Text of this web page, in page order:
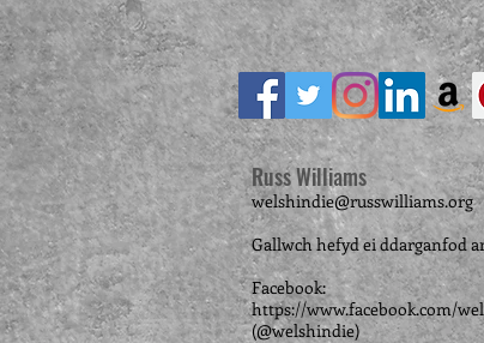
Russ Williams
welshindie@russwilliams.org
Gallwch hefyd ei ddarganfod
Facebook:
https://www.facebook.com/
(@welshindie)